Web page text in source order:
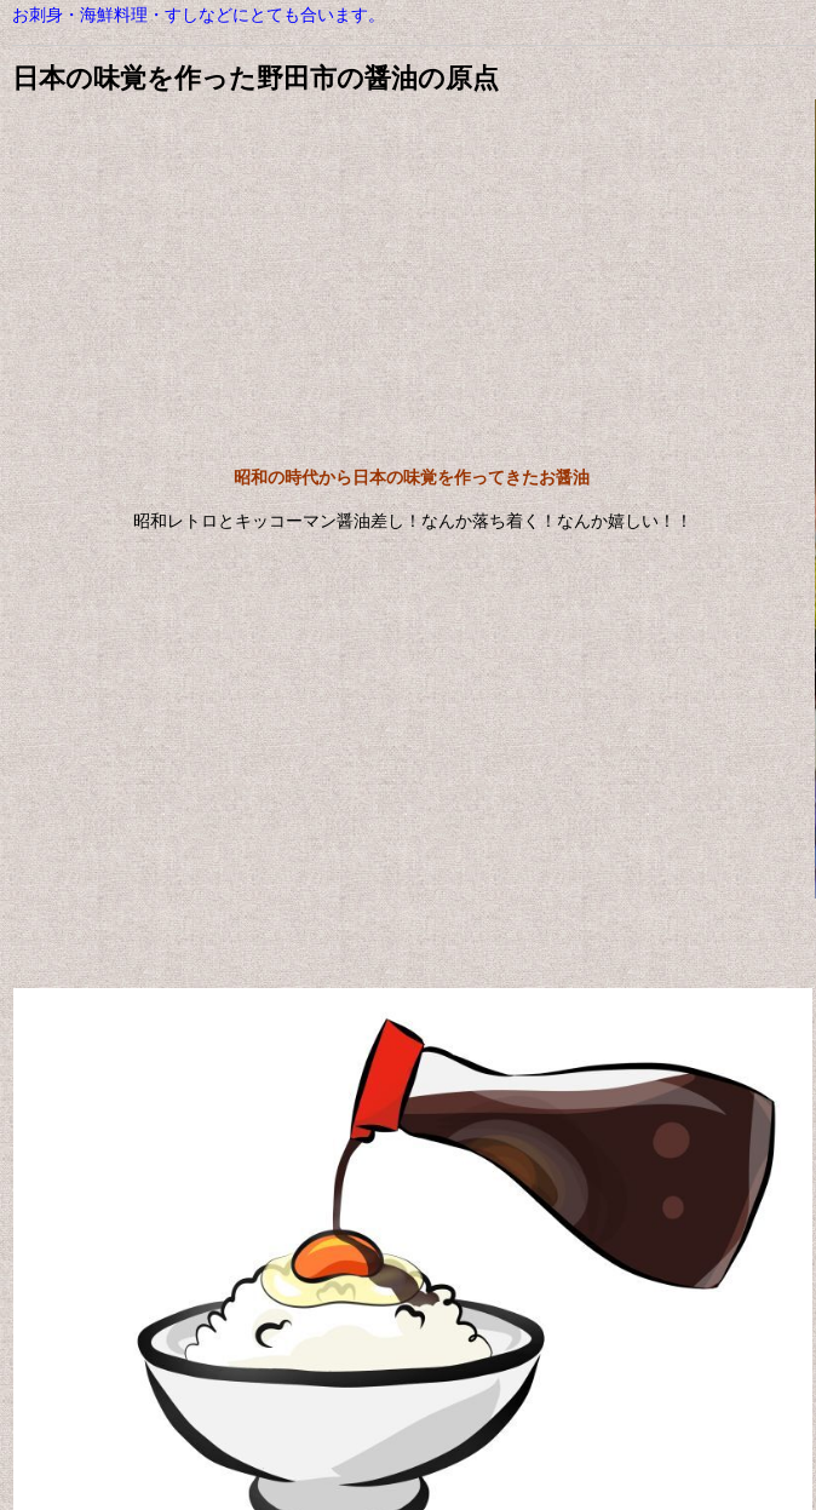
お刺身・海鮮料理・すしなどにとても合います。
日本の味覚を作った野田市の醤油の原点
昭和の時代から日本の味覚を作ってきたお醤油
昭和レトロとキッコーマン醤油差し！なんか落ち着く！なんか嬉しい！！